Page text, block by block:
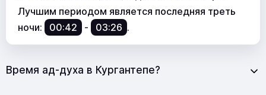
Лучшим периодом является последняя треть
ночи:
00:42 - 03:26 .
Время ад-духа в Кургантепе?